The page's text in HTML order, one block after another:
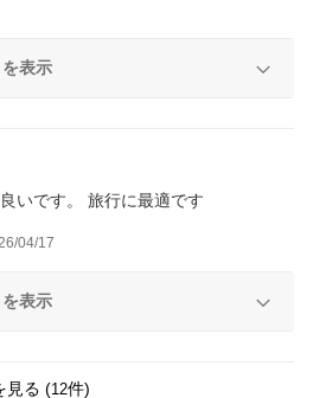
表示
いです。 旅行に最適です
04/17
表示
見る (12件)